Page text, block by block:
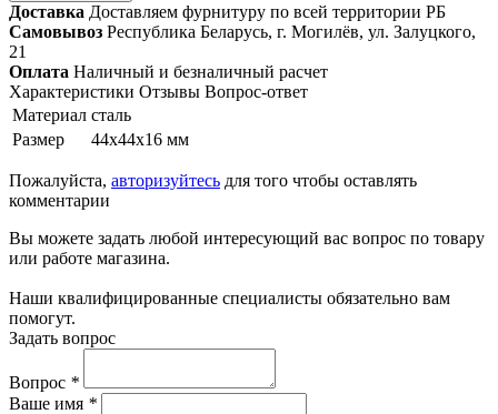
Доставка Доставляем фурнитуру по всей территории РБ
Самовывоз Республика Беларусь, г. Могилёв, ул. Залуцкого,
21
Оплата Наличный и безналичный расчет
Характеристики Отзывы Вопрос-ответ
Материал сталь
Размер
44х44х16 мм
Пожалуйста, авторизуйтесь для того чтобы оставлять
комментарии
Вы можете задать любой интересующий вас вопрос по товару
или работе магазина.
Наши квалифицированные специалисты обязательно вам
помогут.
Задать вопрос
Вопрос *
Ваше имя *